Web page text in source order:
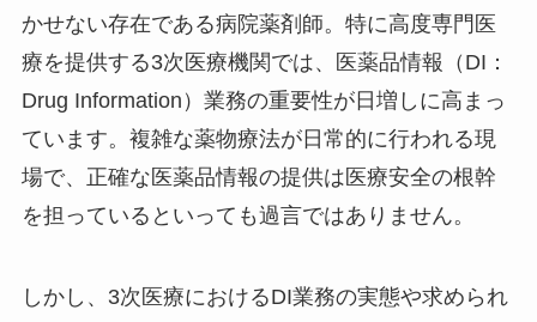
かせない存在である病院薬剤師。特に高度専門医
療を提供する3次医療機関では、医薬品情報（DI：
Drug Information）業務の重要性が日増しに高まっ
ています。複雑な薬物療法が日常的に行われる現
場で、正確な医薬品情報の提供は医療安全の根幹
を担っているといっても過言ではありません。
しかし、3次医療におけるDI業務の実態や求められ